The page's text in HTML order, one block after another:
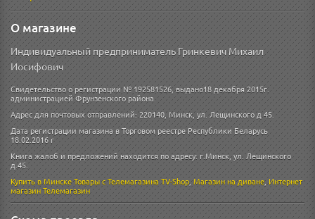
О магазине
Индивидуальный предприниматель Гринкевич Михаил
Иосифович
Свидетельство о регистрации № 192581526, выдано18 декабря 2015г.
администрацией Фрунзенского района.
Адрес для почтовых отправлений: 220140, Минск, ул. Лещинского д 45.
Дата регистрации магазина в Торговом реестре Республики Беларусь
18.02.2016 г
Книга жалоб и предложений находится по адресу: г.Минск, ул. Лещинского
д.45.
Купить в МинскеТовары с Телемагазина TV-Shop,Магазин на диване,Интернет
магазинТелемагазин